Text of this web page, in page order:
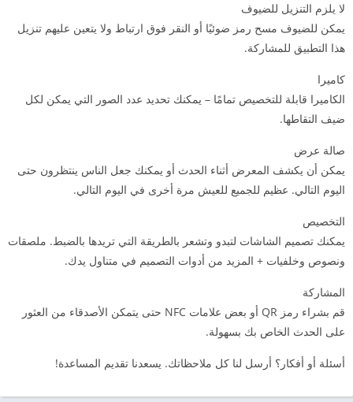
لا يلزم التنزيل للضيوف
يمكن للضيوف مسح رمز ضوئيًا أو النقر فوق ارتباط ولا يتعين عليهم تنزيل
هذا التطبيق للمشاركة.
كاميرا
الكاميرا قابلة للتخصيص تمامًا – يمكنك تحديد عدد الصور التي يمكن لكل
ضيف التقاطها.
صالة عرض
يمكن أن يكشف المعرض أثناء الحدث أو يمكنك جعل الناس ينتظرون حتى
اليوم التالي. عظيم للجميع للعيش مرة أخرى في اليوم التالي.
التخصيص
يمكنك تصميم الشاشات لتبدو وتشعر بالطريقة التي تريدها بالضبط. ملصقات
ونصوص وخلفيات + المزيد من أدوات التصميم في متناول يدك.
المشاركة
قم بشراء رمز QR أو بعض علامات NFC حتى يتمكن الأصدقاء من العثور
على الحدث الخاص بك بسهولة.
أسئلة أو أفكار؟ أرسل لنا كل ملاحظاتك. يسعدنا تقديم المساعدة!